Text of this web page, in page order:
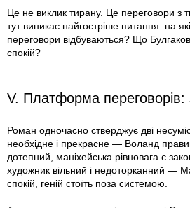
Це не виклик тирану. Це переговори з
тут виникає найгостріше питання: на
переговори відбуваються? Що
спокій?
V. Платформа
Роман одночасно стверджує дві
необхідне і прекрасне — Воланд
дотепний, маніхейська рівновага є
художник вільний і недоторканний —
спокій, геній стоїть поза системою.